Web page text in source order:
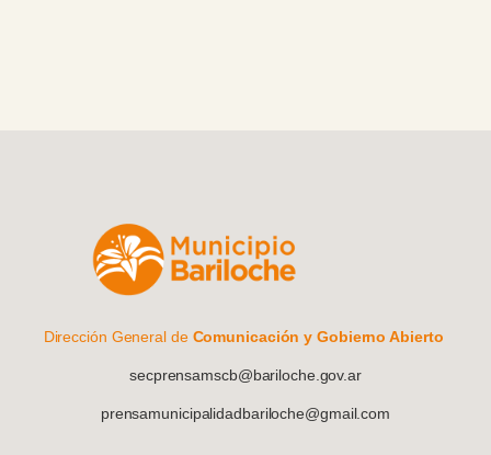
Dirección General de Comunicación y Gobierno Abierto
secprensamscb@bariloche.gov.ar
prensamunicipalidadbariloche@gmail.com